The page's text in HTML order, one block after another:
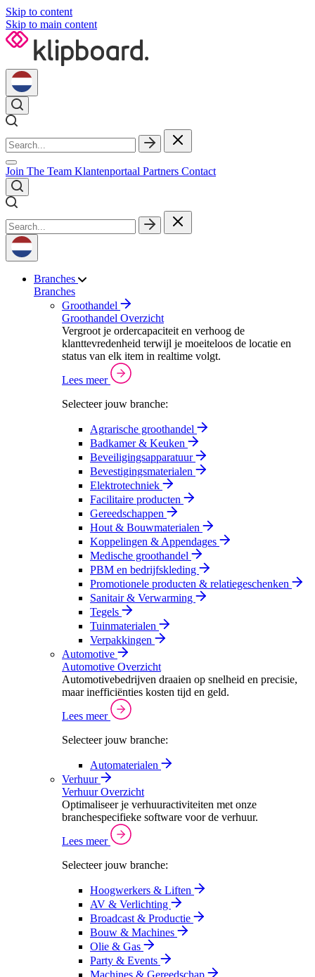
Skip to content
Skip to main content
Join The Team Klantenportaal Partners Contact
Branches
Branches
Groothandel
Groothandel Overzicht
Vergroot je ordercapaciteit en verhoog de
klanttevredenheid terwijl je moeiteloos de locatie en
status van elk item in realtime volgt.
Lees meer
Selecteer jouw branche:
Agrarische groothandel
Badkamer & Keuken
Beveiligingsapparatuur
Bevestigingsmaterialen
Elektrotechniek
Facilitaire producten
Gereedschappen
Hout & Bouwmaterialen
Koppelingen & Appendages
Medische groothandel
PBM en bedrijfskleding
Promotionele producten & relatiegeschenken
Sanitair & Verwarming
Tegels
Tuinmaterialen
Verpakkingen
Automotive
Automotive Overzicht
Automotivebedrijven draaien op snelheid en precisie,
maar inefficiënties kosten tijd en geld.
Lees meer
Selecteer jouw branche:
Automaterialen
Verhuur
Verhuur Overzicht
Optimaliseer je verhuuractiviteiten met onze
branchespecifieke software voor de verhuur.
Lees meer
Selecteer jouw branche:
Hoogwerkers & Liften
AV & Verlichting
Broadcast & Productie
Bouw & Machines
Olie & Gas
Party & Events
Machines & Gereedschap